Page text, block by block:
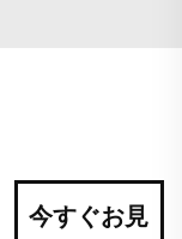
今すぐお見